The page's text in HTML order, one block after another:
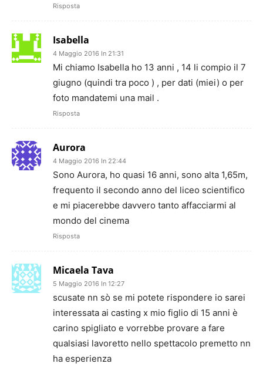
Risposta
Isabella
4 Maggio 2016 In 21:31
Mi chiamo Isabella ho 13 anni , 14 li compio il 7
giugno (quindi tra poco ) , per dati (miei) o per
foto mandatemi una mail .
Risposta
Aurora
4 Maggio 2016 In 22:44
Sono Aurora, ho quasi 16 anni, sono alta 1,65m,
frequento il secondo anno del liceo scientifico
e mi piacerebbe davvero tanto affacciarmi al
mondo del cinema
Risposta
Micaela Tava
5 Maggio 2016 In 12:27
scusate nn sò se mi potete rispondere io sarei
interessata ai casting x mio figlio di 15 anni è
carino spigliato e vorrebbe provare a fare
qualsiasi lavoretto nello spettacolo premetto nn
ha esperienza